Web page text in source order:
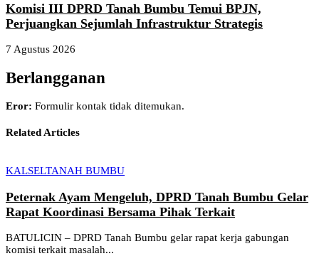
Komisi III DPRD Tanah Bumbu Temui BPJN,
Perjuangkan Sejumlah Infrastruktur Strategis
7 Agustus 2026
Berlangganan
Eror: Formulir kontak tidak ditemukan.
Related Articles
KALSELTANAH BUMBU
Peternak Ayam Mengeluh, DPRD Tanah Bumbu Gelar
Rapat Koordinasi Bersama Pihak Terkait
BATULICIN – DPRD Tanah Bumbu gelar rapat kerja gabungan
komisi terkait masalah...